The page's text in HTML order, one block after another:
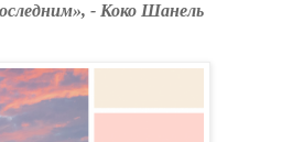
- Коко Шанель